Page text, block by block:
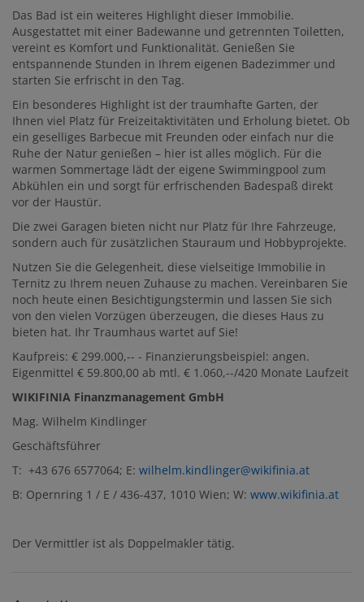
Das Bad ist ein weiteres Highlight dieser Immobilie.
Ausgestattet mit einer Badewanne und getrennten Toiletten,
vereint es Komfort und Funktionalität. Genießen Sie
entspannende Stunden in Ihrem eigenen Badezimmer und
starten Sie erfrischt in den Tag.
Ein besonderes Highlight ist der traumhafte Garten, der
Ihnen viel Platz für Freizeitaktivitäten und Erholung bietet. Ob
ein geselliges Barbecue mit Freunden oder einfach nur die
Ruhe der Natur genießen – hier ist alles möglich. Für die
warmen Sommertage lädt der eigene Swimmingpool zum
Abkühlen ein und sorgt für erfrischenden Badespaß direkt
vor der Haustür.
Die zwei Garagen bieten nicht nur Platz für Ihre Fahrzeuge,
sondern auch für zusätzlichen Stauraum und Hobbyprojekte.
Nutzen Sie die Gelegenheit, diese vielseitige Immobilie in
Ternitz zu Ihrem neuen Zuhause zu machen. Vereinbaren Sie
noch heute einen Besichtigungstermin und lassen Sie sich
von den vielen Vorzügen überzeugen, die dieses Haus zu
bieten hat. Ihr Traumhaus wartet auf Sie!
Kaufpreis: € 299.000,-- - Finanzierungsbeispiel: angen.
Eigenmittel € 59.800,00 ab mtl. € 1.060,--/420 Monate Laufzeit
WIKIFINIA Finanzmanagement GmbH
Mag. Wilhelm Kindlinger
Geschäftsführer
T: +43 676 6577064; E: wilhelm.kindlinger@wikifinia.at
B: Opernring 1 / E / 436-437, 1010 Wien; W: www.wikifinia.at
Der Vermittler ist als Doppelmakler tätig.